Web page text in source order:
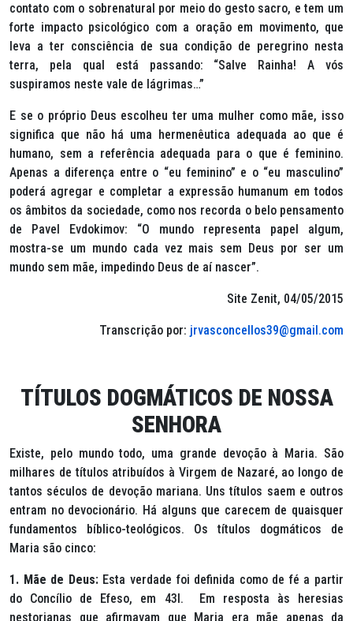
contato com o sobrenatural por meio do gesto sacro, e tem um
forte impacto psicológico com a oração em movimento, que
leva a ter consciência de sua condição de peregrino nesta
terra, pela qual está passando: “Salve Rainha! A vós
suspiramos neste vale de lágrimas…”
E se o próprio Deus escolheu ter uma mulher como mãe, isso
significa que não há uma hermenêutica adequada ao que é
humano, sem a referência adequada para o que é feminino.
Apenas a diferença entre o “eu feminino” e o “eu masculino”
poderá agregar e completar a expressão humanum em todos
os âmbitos da sociedade, como nos recorda o belo pensamento
de Pavel Evdokimov: “O mundo representa papel algum,
mostra-se um mundo cada vez mais sem Deus por ser um
mundo sem mãe, impedindo Deus de aí nascer”.
Site Zenit, 04/05/2015
Transcrição por: jrvasconcellos39@gmail.com
TÍTULOS DOGMÁTICOS DE NOSSA
SENHORA
Existe, pelo mundo todo, uma grande devoção à Maria. São
milhares de títulos atribuídos à Virgem de Nazaré, ao longo de
tantos séculos de devoção mariana. Uns títulos saem e outros
entram no devocionário. Há alguns que carecem de quaisquer
fundamentos bíblico-teológicos. Os títulos dogmáticos de
Maria são cinco:
1. Mãe de Deus:Esta verdade foi definida como de fé a partir
do Concílio de Efeso, em 43l. Em resposta às heresias
nestorianas que afirmavam que Maria era mãe apenas da